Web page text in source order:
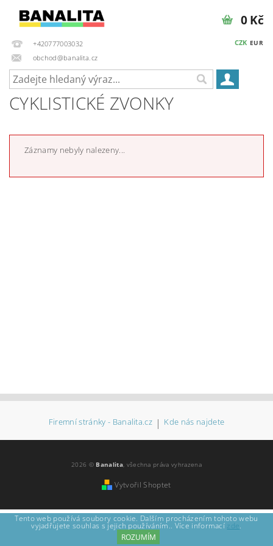
+420777003032
obchod@banalita.cz
CZK EUR
0 Kč
CYKLISTICKÉ ZVONKY
Záznamy nebyly nalezeny...
Firemní stránky - Banalita.cz | Kde nás najdete
2026 © Banalita, všechna práva vyhrazena
Vytvořil Shoptet
Tento web používá soubory cookie. Dalším procházením tohoto webu
vyjadřujete souhlas s jejich používáním.. Více informací zde.
ROZUMÍM